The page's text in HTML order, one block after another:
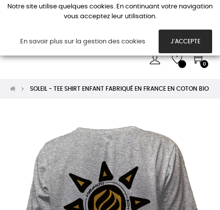
la
0
SOLEIL - TEE SHIRT ENFANT FABRIQUÉ EN FRANCE EN COTON BIO
Notre site utilise quelques cookies. En continuant votre navigation
vous acceptez leur utilisation.
En savoir plus sur la gestion des cookies J'ACCEPTE